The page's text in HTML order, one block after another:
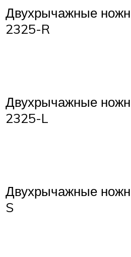
Двухрычажные
2325-R
Двухрычажные
2325-L
Двухрычажные
S